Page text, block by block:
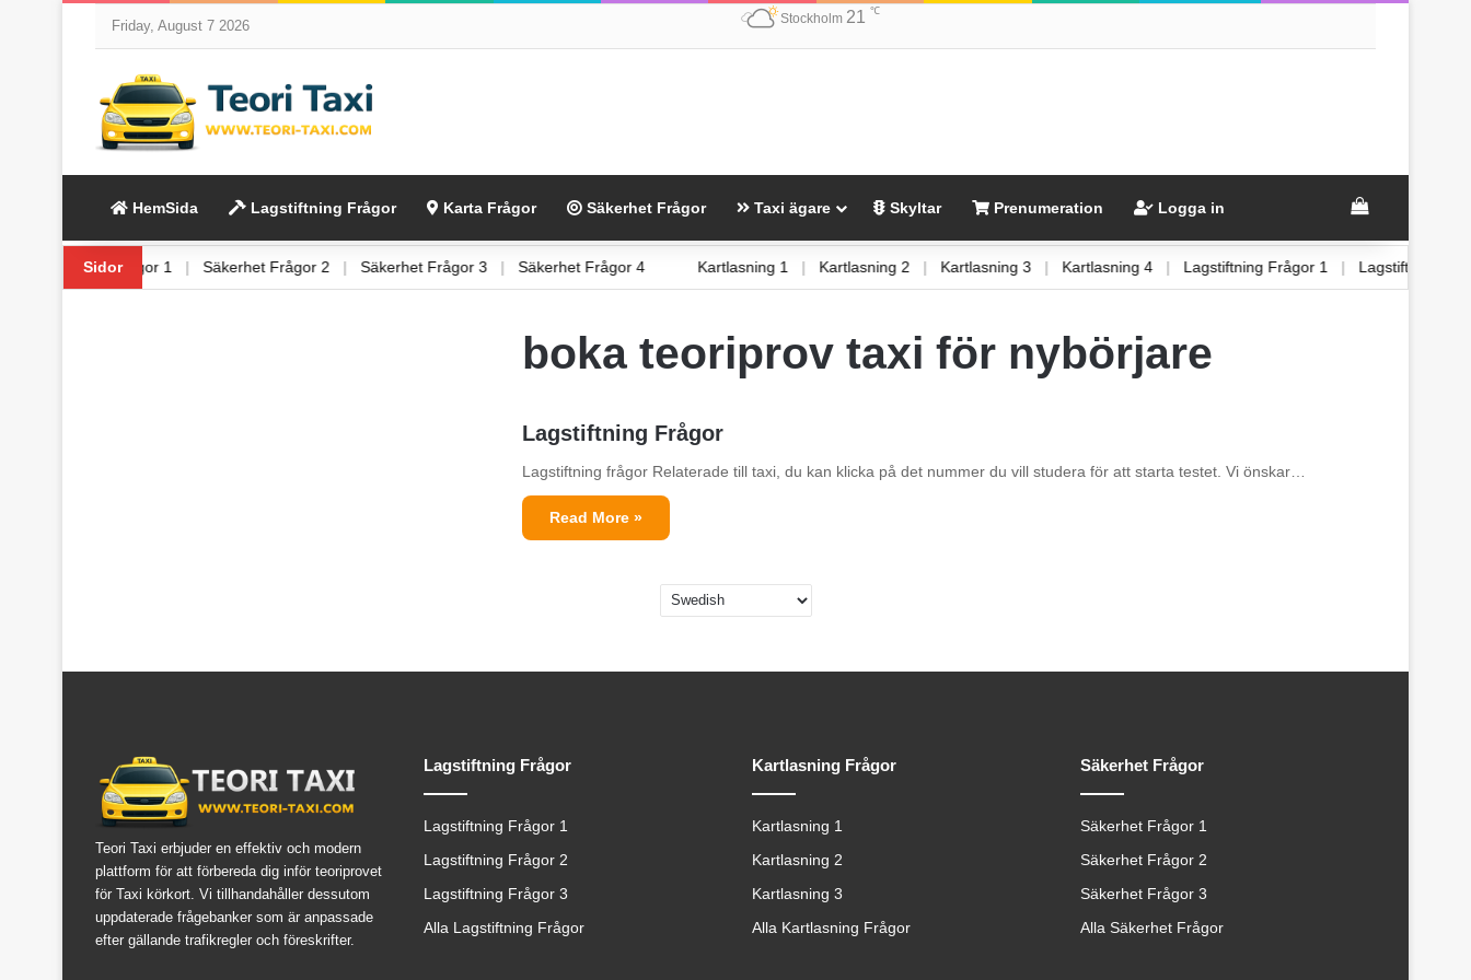
Friday, August 7 2026 Stockholm 21 ℃
HemSida Lagstiftning Frågor Karta Frågor Säkerhet Frågor Taxi ägare Skyltar Prenumeration Logga in View your
Sidor
Säkerhet Frågor 1 | Säkerhet Frågor 2 | Säkerhet Frågor 3 | Säkerhet Frågor 4 Kartlasning 1 | Kartlasning 2 | Kartlasning 3 | Kartlasning 4 | Lagstiftning Frågor 1 | Lagstiftning
boka teoriprov taxi för nybörjare
Lagstiftning Frågor
Lagstiftning frågor Relaterade till taxi, du kan klicka på det nummer du vill studera för att starta testet. Vi önskar…
Read More »
Teori Taxi erbjuder en effektiv och modern
plattform för att förbereda dig inför teoriprovet
för Taxi körkort. Vi tillhandahåller dessutom
uppdaterade frågebanker som är anpassade
efter gällande trafikregler och föreskrifter.
Lagstiftning Frågor
Lagstiftning Frågor 1
Lagstiftning Frågor 2
Lagstiftning Frågor 3
Alla Lagstiftning Frågor
Kartlasning Frågor
Kartlasning 1
Kartlasning 2
Kartlasning 3
Alla Kartlasning Frågor
Säkerhet Frågor
Säkerhet Frågor 1
Säkerhet Frågor 2
Säkerhet Frågor 3
Alla Säkerhet Frågor